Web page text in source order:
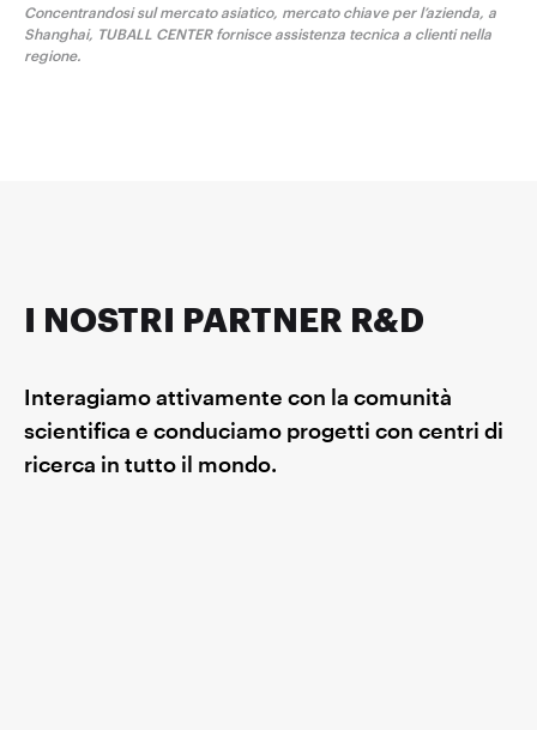
Concentrandosi sul mercato asiatico, mercato chiave per l’azienda, a
Shanghai, TUBALL CENTER fornisce assistenza tecnica a clienti nella
regione.
I NOSTRI PARTNER R&D
Interagiamo attivamente con la comunità
scientifica e conduciamo progetti con centri di
ricerca in tutto il mondo.